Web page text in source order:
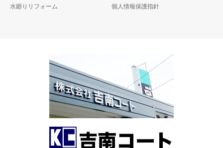
水廻りリフォーム 個人情報保護指針